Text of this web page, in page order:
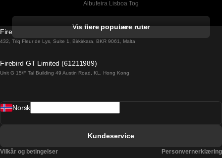
Albufeira Lisboa Tog
Barcelona Madrid Tog
Barcelona Sevilla Tog
Vis flere populære ruter
Firebird GT Limited (OC 1451)
432, Triq Fleur de Lys, Suite 1, Birkirkara, BKR 9061, Malta
Firebird GT Limited (61211989)
Unit G 15/F Tal Building 49 Austin Road, KL, Hong Kong
Norsk
Kundeservice
Vilkår og betingelser Personvernerklæring